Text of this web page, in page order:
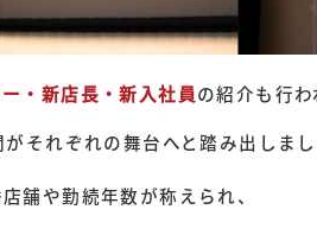
・新店長・新入社員の紹介も行わ
それぞれの舞台へと踏み出しまし
舗や勤続年数が称えられ、